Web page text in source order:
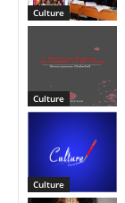
Culture
Culture
Culture